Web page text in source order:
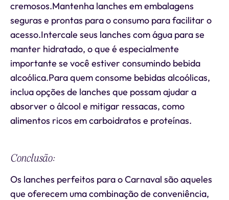
cremosos.Mantenha lanches em embalagens
seguras e prontas para o consumo para facilitar o
acesso.Intercale seus lanches com água para se
manter hidratado, o que é especialmente
importante se você estiver consumindo bebida
alcoólica.Para quem consome bebidas alcoólicas,
inclua opções de lanches que possam ajudar a
absorver o álcool e mitigar ressacas, como
alimentos ricos em carboidratos e proteínas.
Conclusão:
Os lanches perfeitos para o Carnaval são aqueles
que oferecem uma combinação de conveniência,